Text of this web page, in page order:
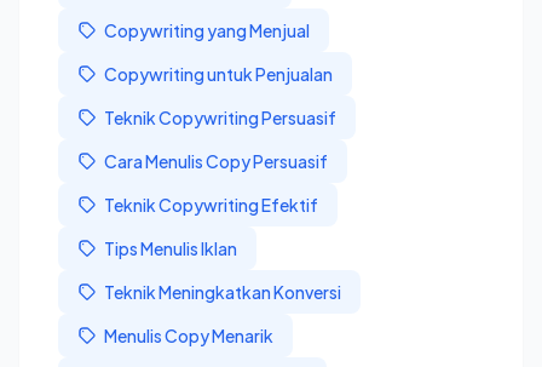
Copywriting yang Menjual
Copywriting untuk Penjualan
Teknik Copywriting Persuasif
Cara Menulis Copy Persuasif
Teknik Copywriting Efektif
Tips Menulis Iklan
Teknik Meningkatkan Konversi
Menulis Copy Menarik